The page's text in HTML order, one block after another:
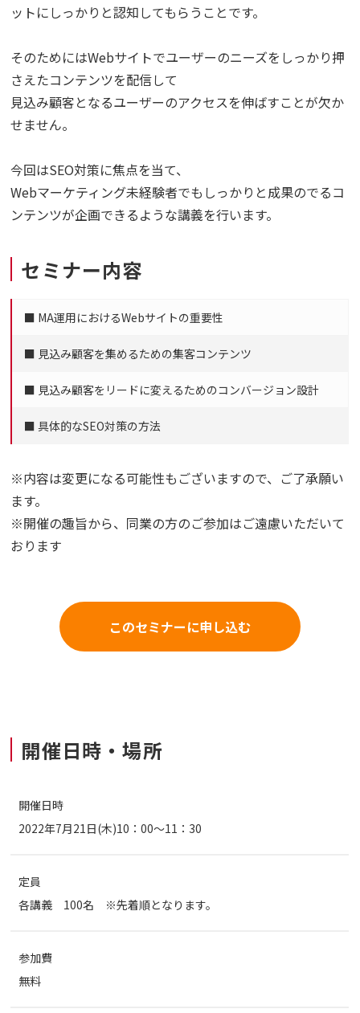
ットにしっかりと認知してもらうことです。
そのためにはWebサイトでユーザーのニーズをしっかり押
さえたコンテンツを配信して
見込み顧客となるユーザーのアクセスを伸ばすことが欠か
せません。
今回はSEO対策に焦点を当て、
Webマーケティング未経験者でもしっかりと成果のでるコ
ンテンツが企画できるような講義を行います。
セミナー内容
■ MA運用におけるWebサイトの重要性
■ 見込み顧客を集めるための集客コンテンツ
■ 見込み顧客をリードに変えるためのコンバージョン設計
■ 具体的なSEO対策の方法
※内容は変更になる可能性もございますので、ご了承願い
ます。
※開催の趣旨から、同業の方のご参加はご遠慮いただいて
おります
このセミナーに申し込む
開催日時・場所
開催日時
2022年7月21日(木)10：00～11：30
定員
各講義 100名 ※先着順となります。
参加費
無料